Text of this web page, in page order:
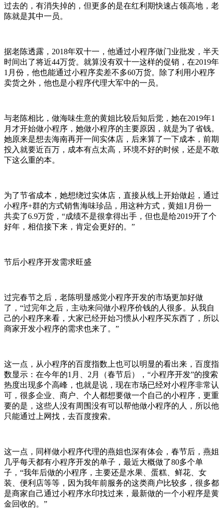
过去的，有消失掉的，但更多的是在红利期快速占领高地，老
陈就是其中一员。
据老陈透露，2018年双十一，他通过小程序做门业批发，半天
时间出了将近44万货。就算没有双十一这样的促销，在2019年
1月份，他也能通过小程序卖差不多60万货。除了利用小程序
卖货之外，他也是小程序代理大军中的一员。
与老陈相比，做海味生意的黄姐比较后知后觉，她在2019年1
月才开始做小程序，她做小程序的主要原因，就是为了省钱。
她原来是想去海南再开一间实体店，后来算了一下成本，前期
投入就要近百万，成本有点太高，环境不好的时候，还是不敢
下这么重的本。
为了节省成本，她想绕过实体店，直接从线上开始做起，通过
小程序+群的方式销售海味珍品，用这种方式，黄姐1月份一
共卖了6.9万货，“成绩不是很拿得出手，但也是给2019开了个
好年，相信接下来，肯定会更好的。”
节后小程序开发需求旺盛
过完春节之后，老陈明显感觉小程序开发的市场更加好做
了，“过完年之后，主动来问做小程序价钱的人很多。从我自
己的小程序来看，大家已经开始习惯从小程序买东西了，所以
商家开发小程序的需求也来了。”
这一点，从小程序的百度指数上也可以明显的看出来，百度指
数显示：在今年的1月、2月（春节后），“小程序开发”的搜索
热度出现多个高峰，也就是说，现在市场已经对小程序非常认
可，很多企业、商户、个人都想要做一个自己的小程序，更重
要的是，这些人没有周围没有可以帮他做小程序的人，所以他
只能通过上网找，去百度搜索。
这一点，同样做小程序代理的燕姐也深有体会，春节后，燕姐
几乎每天都有小程序开发的单子，最近大概做了80多个单
子，“我年后做的小程序，主要还是水果、蛋糕、鲜花、女
装、便利店等等，因为我年前服务的这类商户比较多，很多都
是商家自己通过小程序水印找过来，最新做的一个小程序是黄
金回收的。”